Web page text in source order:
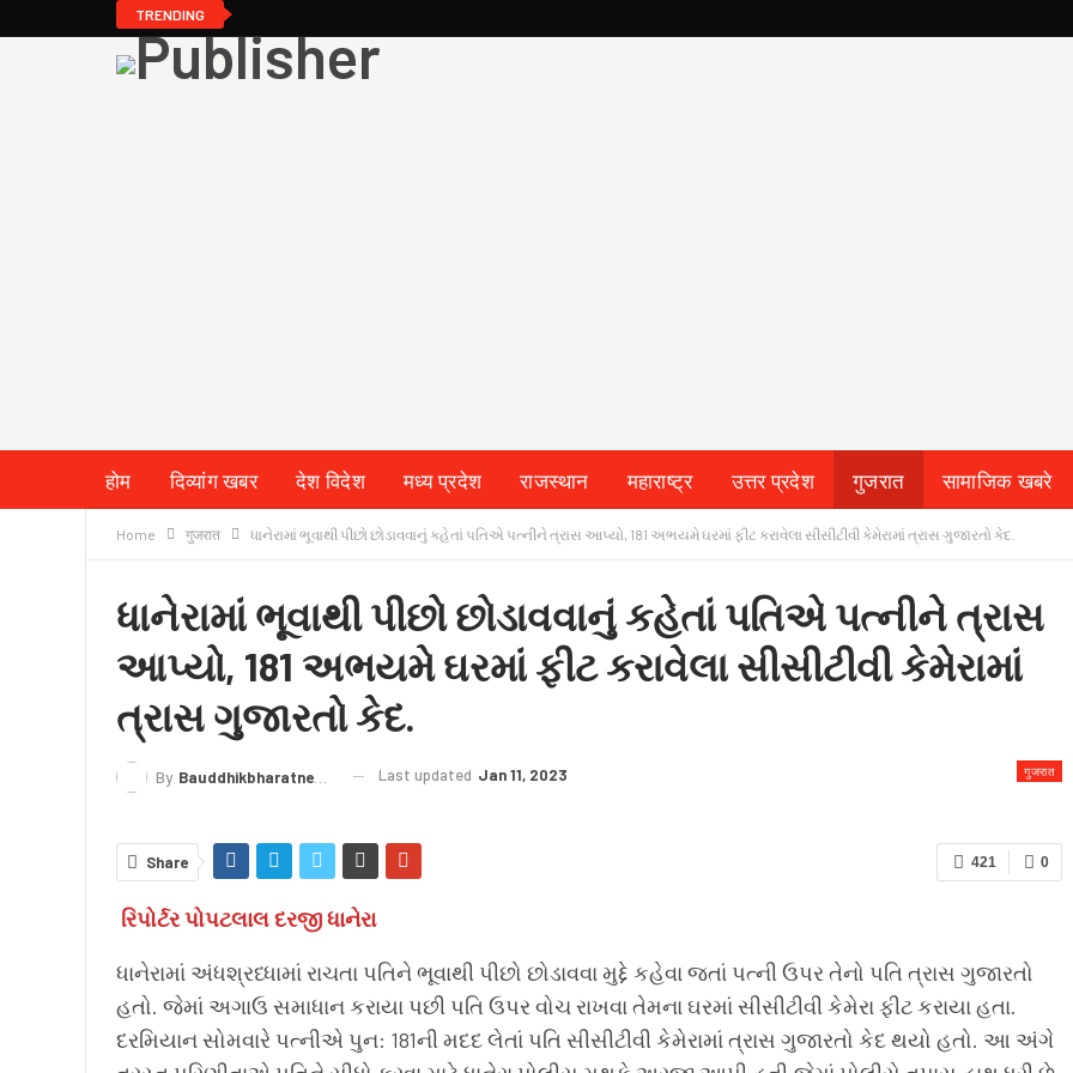
TRENDING
होम दिव्यांग खबर देश विदेश मध्य प्रदेश राजस्थान महाराष्ट्र उत्तर प्रदेश गुजरात सामाजिक खबरे
क्राइम
लेख/काव्य शिक्षा LIVE TV TERMS & CONDITION
Home गुजरात ધાનેરામાં ભૂવાથી પીછો છોડાવવાનું કહેતાં પતિએ પત્નીને ત્રાસ આપ્યો, 181 અભયમે ઘરમાં ફીટ કરાવેલા સીસીટીવી કેમેરામાં ત્રાસ ગુજારતો કેદ.
ધાનેરામાં ભૂવાથી પીછો છોડાવવાનું કહેતાં પતિએ પત્નીને ત્રાસ
આપ્યો, 181 અભયમે ઘરમાં ફીટ કરાવેલા સીસીટીવી કેમેરામાં
ત્રાસ ગુજારતો કેદ.
गुजरात
By Bauddhikbharatnews@gmail.com Last updated Jan 11, 2023
0
421
Share
રિપોર્ટર પોપટલાલ દરજી ધાનેરા
ધાનેરામાં અંધશ્રધ્ધામાં રાચતા પતિને ભૂવાથી પીછો છોડાવવા મુદ્દે કહેવા જતાં પત્ની ઉપર તેનો પતિ ત્રાસ ગુજારતો
હતો. જેમાં અગાઉ સમાધાન કરાયા પછી પતિ ઉપર વોચ રાખવા તેમના ઘરમાં સીસીટીવી કેમેરા ફીટ કરાયા હતા.
દરમિયાન સોમવારે પત્નીએ પુન: 181ની મદદ લેતાં પતિ સીસીટીવી કેમેરામાં ત્રાસ ગુજારતો કેદ થયો હતો. આ અંગે